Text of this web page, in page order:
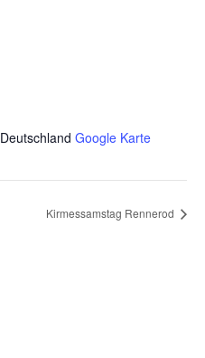
Deutschland Google Karte
Kirmessamstag Rennerod